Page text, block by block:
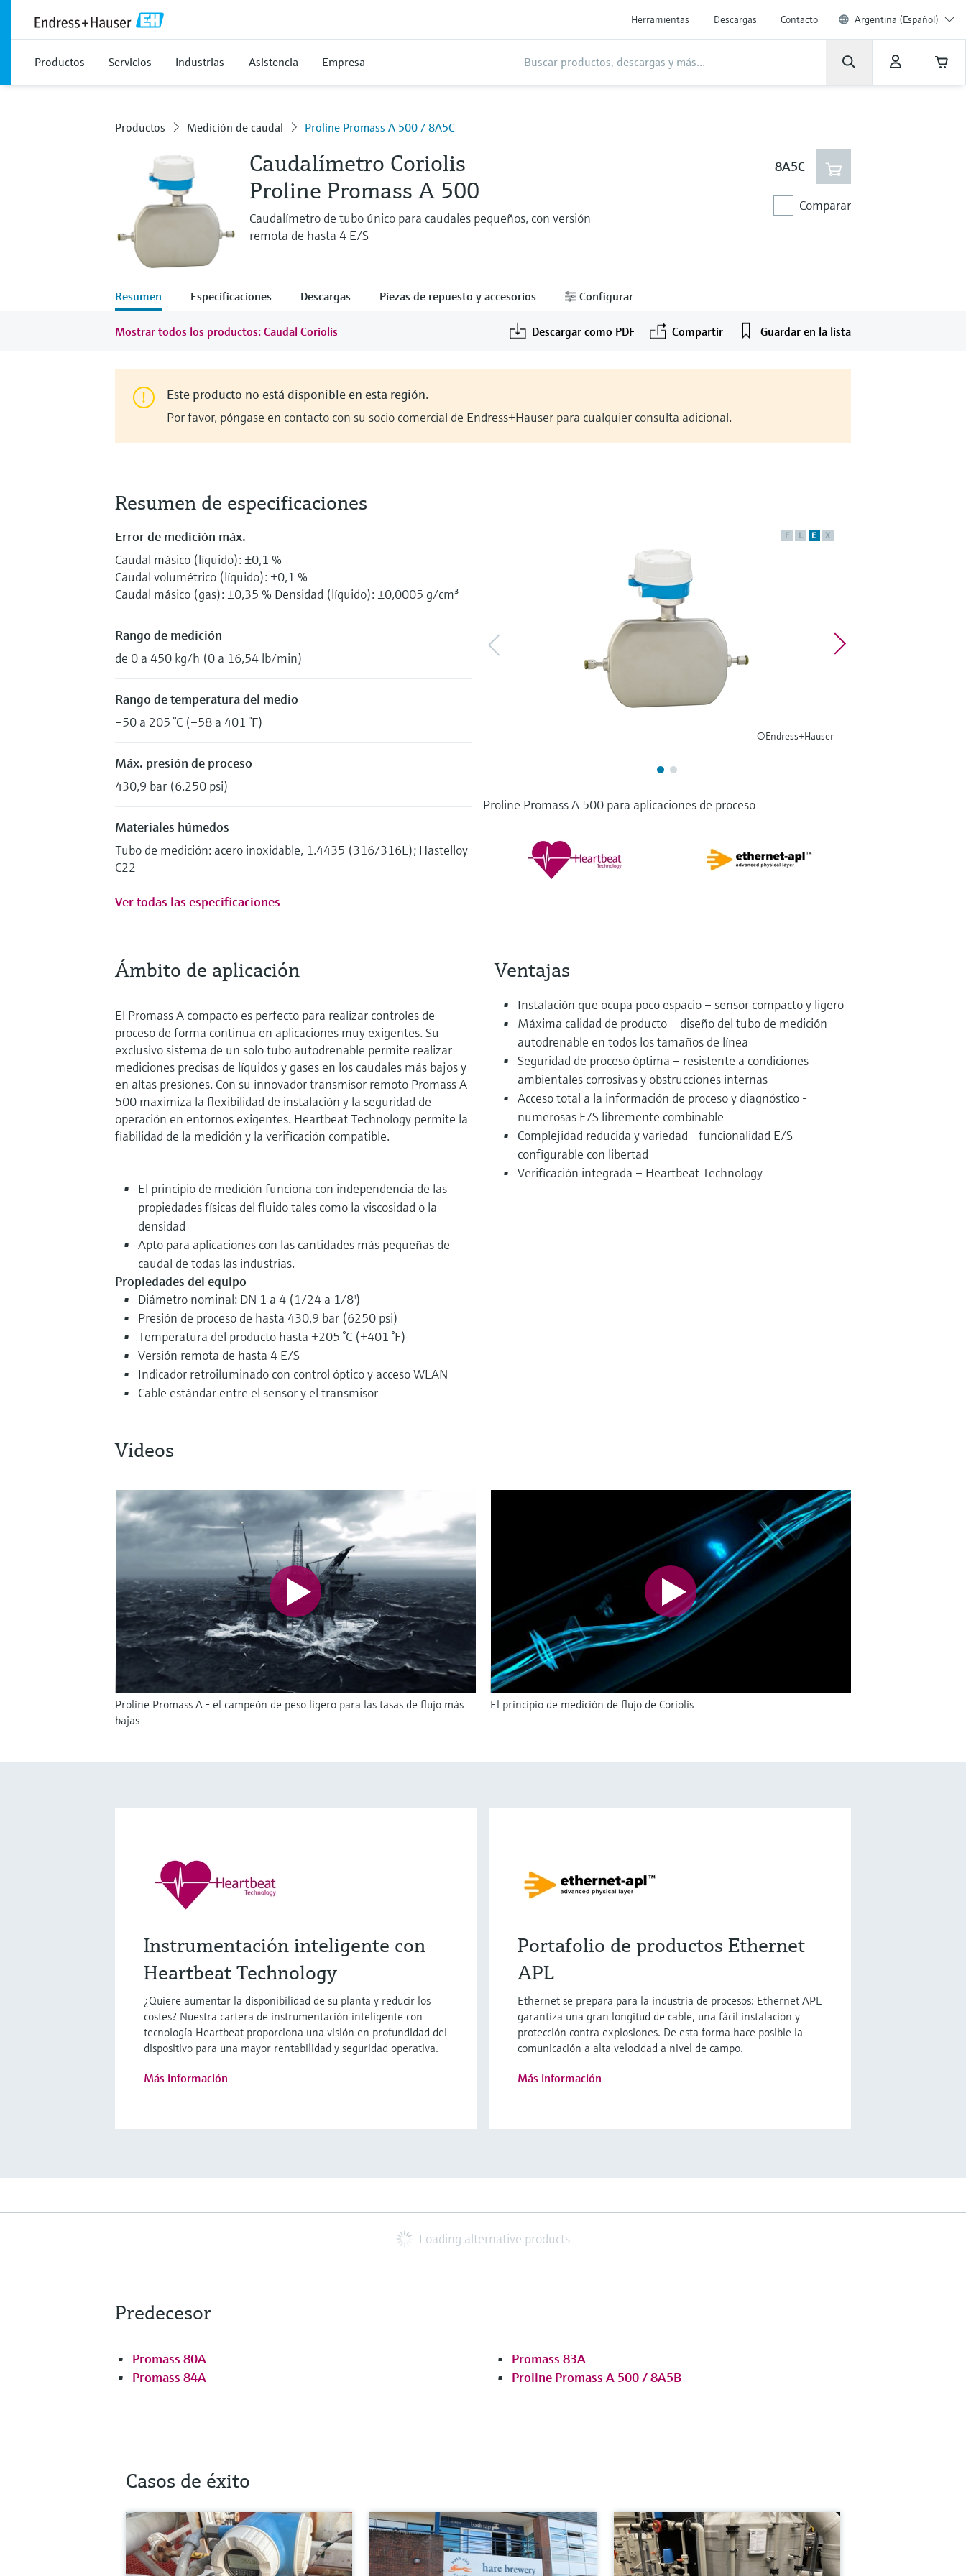
Herramientas Descargas Contacto Argentina (Español)
Productos Servicios Industrias Asistencia Empresa
Productos Medición de caudal Proline Promass A 500 / 8A5C
Caudalímetro Coriolis
Proline Promass A 500
Caudalímetro de tubo único para caudales pequeños, con versión
remota de hasta 4 E/S
8A5C
Comparar
Resumen Especificaciones Descargas Piezas de repuesto y accesorios Configurar
Mostrar todos los productos: Caudal Coriolis Descargar como PDF Compartir Guardar en la lista
Este producto no está disponible en esta región.
Por favor, póngase en contacto con su socio comercial de Endress+Hauser para cualquier consulta adicional.
F L E X
©Endress+Hauser
Proline Promass A 500 para aplicaciones de proceso
Resumen de especificaciones
Error de medición máx.
Caudal másico (líquido): ±0,1 %
Caudal volumétrico (líquido): ±0,1 %
Caudal másico (gas): ±0,35 % Densidad (líquido): ±0,0005 g/cm³
Rango de medición
de 0 a 450 kg/h (0 a 16,54 lb/min)
Rango de temperatura del medio
–50 a 205 °C (–58 a 401 °F)
Máx. presión de proceso
430,9 bar (6.250 psi)
Materiales húmedos
Tubo de medición: acero inoxidable, 1.4435 (316/316L); Hastelloy
C22
Ver todas las especificaciones
Ámbito de aplicación
El Promass A compacto es perfecto para realizar controles de
proceso de forma continua en aplicaciones muy exigentes. Su
exclusivo sistema de un solo tubo autodrenable permite realizar
mediciones precisas de líquidos y gases en los caudales más bajos y
en altas presiones. Con su innovador transmisor remoto Promass A
500 maximiza la flexibilidad de instalación y la seguridad de
operación en entornos exigentes. Heartbeat Technology permite la
fiabilidad de la medición y la verificación compatible.
El principio de medición funciona con independencia de las
propiedades físicas del fluido tales como la viscosidad o la
densidad
Apto para aplicaciones con las cantidades más pequeñas de
caudal de todas las industrias.
Propiedades del equipo
Diámetro nominal: DN 1 a 4 (1/24 a 1/8")
Presión de proceso de hasta 430,9 bar (6250 psi)
Temperatura del producto hasta +205 °C (+401 °F)
Versión remota de hasta 4 E/S
Indicador retroiluminado con control óptico y acceso WLAN
Cable estándar entre el sensor y el transmisor
Ventajas
Instalación que ocupa poco espacio – sensor compacto y ligero
Máxima calidad de producto – diseño del tubo de medición
autodrenable en todos los tamaños de línea
Seguridad de proceso óptima – resistente a condiciones
ambientales corrosivas y obstrucciones internas
Acceso total a la información de proceso y diagnóstico -
numerosas E/S libremente combinable
Complejidad reducida y variedad - funcionalidad E/S
configurable con libertad
Verificación integrada – Heartbeat Technology
Vídeos
Proline Promass A - el campeón de peso ligero para las tasas de flujo más
bajas
El principio de medición de flujo de Coriolis
Instrumentación inteligente con
Heartbeat Technology
¿Quiere aumentar la disponibilidad de su planta y reducir los
costes? Nuestra cartera de instrumentación inteligente con
tecnología Heartbeat proporciona una visión en profundidad del
dispositivo para una mayor rentabilidad y seguridad operativa.
Más información
Portafolio de productos Ethernet
APL
Ethernet se prepara para la industria de procesos: Ethernet APL
garantiza una gran longitud de cable, una fácil instalación y
protección contra explosiones. De esta forma hace posible la
comunicación a alta velocidad a nivel de campo.
Más información
Loading alternative products
Predecesor
Promass 80A
Promass 84A
Promass 83A
Proline Promass A 500 / 8A5B
Casos de éxito